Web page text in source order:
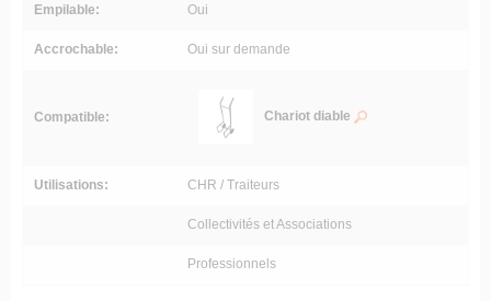
Empilable: Oui
Accrochable: Oui sur demande
Compatible: Chariot diable
Utilisations: CHR / Traiteurs
Collectivités et Associations
Professionnels